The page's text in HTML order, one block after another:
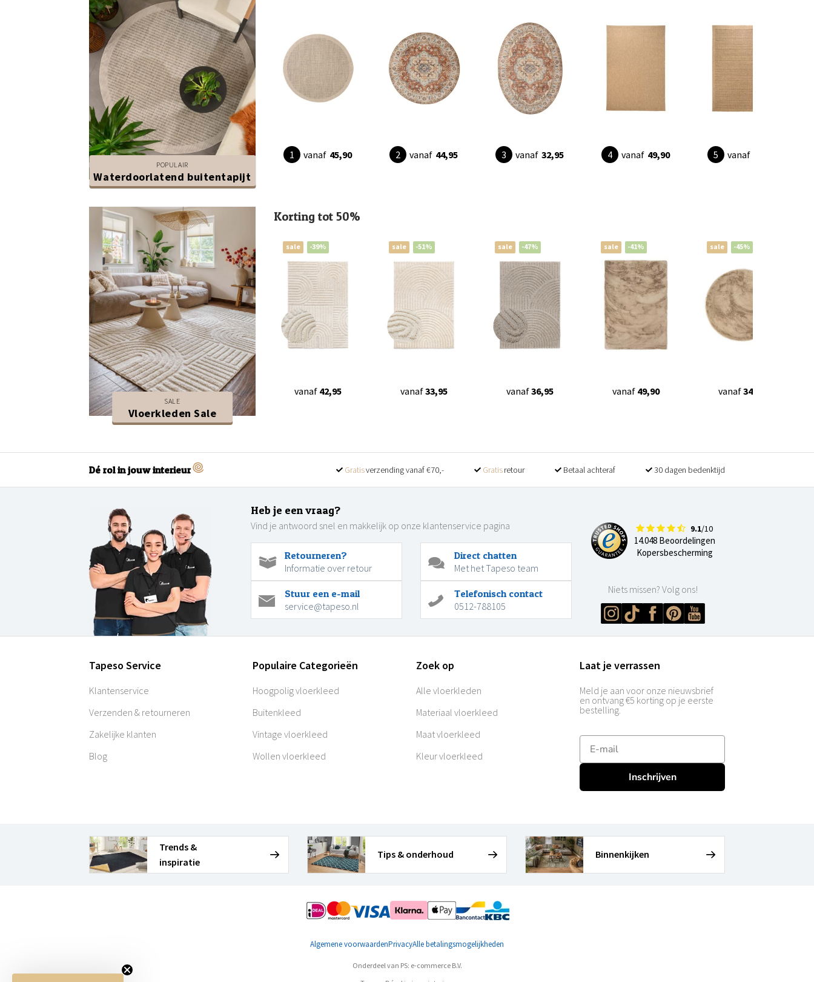
POPULAIR
Waterdoorlatend buitentapijt
vanaf 45,90 vanaf 44,95 vanaf 32,95 vanaf 49,90 vanaf
SALE
Vloerkleden Sale
Korting tot 50%
sale -39%
vanaf 42,95
sale -51%
vanaf33,95
sale -47%
vanaf36,95
sale -41%
vanaf 49,90
sale -45%
vanaf34,90
Dé rol in jouw interieur Gratisverzending vanaf €70,- Gratisretour Betaal achteraf 30 dagen bedenktijd
Heb je een vraag?
Vind je antwoord snel en makkelijk op onze klantenservice pagina
Retourneren?
Informatie over retour
Direct chatten
Met het Tapeso team
Stuur een e-mail
service@tapeso.nl
Telefonisch contact
0512-788105
9.1/10
14.048 Beoordelingen
Kopersbescherming
Niets missen? Volg ons!
Tapeso Service
Klantenservice
Verzenden & retourneren
Zakelijke klanten
Blog
Populaire Categorieën
Hoogpolig vloerkleed
Buitenkleed
Vintage vloerkleed
Wollen vloerkleed
Zoek op
Alle vloerkleden
Materiaal vloerkleed
Maat vloerkleed
Kleur vloerkleed
Laat je verrassen
Meld je aan voor onze nieuwsbrief
en ontvang €5 korting op je eerste
bestelling.
E-mailadres
Inschrijven
Trends &
inspiratie
Tips & onderhoud Binnenkijken
Algemene voorwaardenPrivacyAlle betalingsmogelijkheden
Onderdeel van PS: e-commerce B.V.